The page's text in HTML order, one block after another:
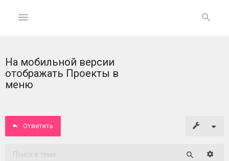
ГЛАВНАЯ
На
Вход
ФОРУМ
На мобильной версии
отображать Проекты в
меню
Ответить